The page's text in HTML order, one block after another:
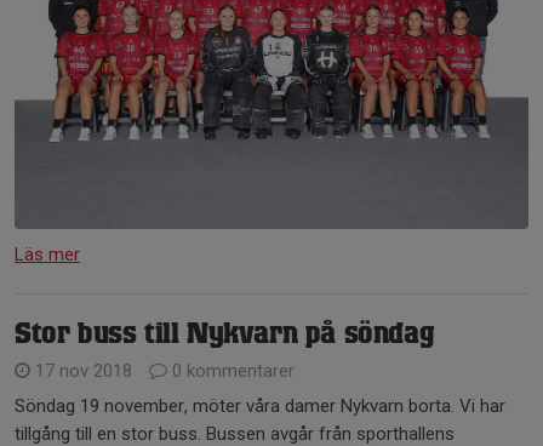
Läs mer
Stor buss till Nykvarn på söndag
17 nov 2018
0 kommentarer
Söndag 19 november, möter våra damer Nykvarn borta. Vi har
tillgång till en stor buss. Bussen avgår från sporthallens